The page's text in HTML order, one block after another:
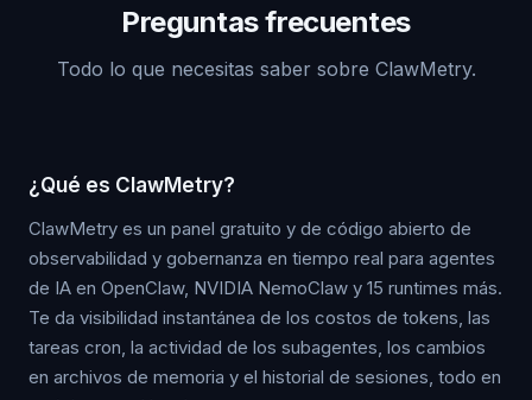
Preguntas frecuentes
Todo lo que necesitas saber sobre ClawMetry.
¿Qué es ClawMetry?
ClawMetry es un panel gratuito y de código abierto de
observabilidad y gobernanza en tiempo real para agentes
de IA en OpenClaw, NVIDIA NemoClaw y 15 runtimes más.
Te da visibilidad instantánea de los costos de tokens, las
tareas cron, la actividad de los subagentes, los cambios
en archivos de memoria y el historial de sesiones, todo en